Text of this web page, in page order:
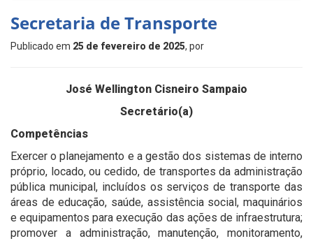
Secretaria de Transporte
Publicado em 25 de fevereiro de 2025, por
José Wellington Cisneiro Sampaio
Secretário(a)
Competências
Exercer o planejamento e a gestão dos sistemas de interno
próprio, locado, ou cedido, de transportes da administração
pública municipal, incluídos os serviços de transporte das
áreas de educação, saúde, assistência social, maquinários
e equipamentos para execução das ações de infraestrutura;
promover a administração, manutenção, monitoramento,